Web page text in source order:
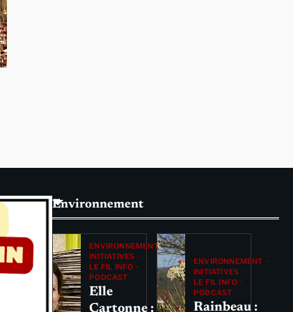
Environnement
ENVIRONNEMENT
INITIATIVES
LE FIL INFO
PODCAST
Elle
Cartonne :
ENVIRONNEMENT
INITIATIVES
LE FIL INFO
PODCAST
Rainbeau :